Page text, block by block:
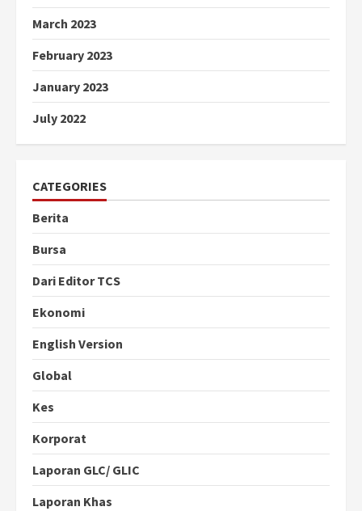
March 2023
February 2023
January 2023
July 2022
CATEGORIES
Berita
Bursa
Dari Editor TCS
Ekonomi
English Version
Global
Kes
Korporat
Laporan GLC/ GLIC
Laporan Khas